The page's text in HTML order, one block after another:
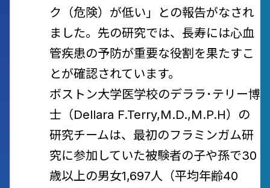
ク（危険）が低い」との報告がなされ
ました。先の研究では、長寿には心血
管疾患の予防が重要な役割を果たすこ
とが確認されています。
ボストン大学医学校のデララ･テリー博
士（Dellara F.Terry,M.D.,M.P.H）の
研究チームは、最初のフラミンガム研
究に参加していた被験者の子や孫で30
歳以上の男女1,697人（平均年齢40